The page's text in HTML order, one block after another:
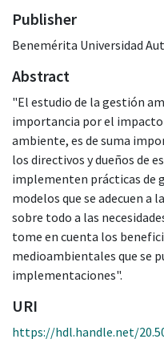
Publisher
Benemérita Universidad
Abstract
"El estudio de la gestión
importancia por el
ambiente, es de suma
los directivos y dueños de
implementen prácticas de
modelos que se adecuen a
sobre todo a las
tome en cuenta los
medioambientales que se
implementaciones".
URI
https://hdl.handle.net/